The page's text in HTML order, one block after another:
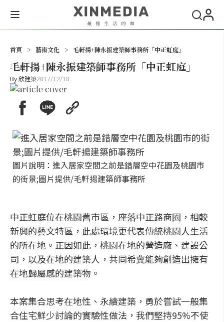
首頁 > 藝術文化 > 毛軒揚+陳永振建築師事務所「中正虹庭」
毛軒揚+陳永振建築師事務所「中正虹庭」
By欣建築2017/12/18
圖片說明：進入居家空間之前是錯層空中花園及桃園市
的街景;圖片提供/毛軒揚建築師事務所
中正虹庭位在桃園舊市區，座落中正路商圈，相較
新興的藝文特區，此處環境更代表傳統桃園人生活
的所在地。正因如此，桃園在地的營造廠、建設公
司，以及在地的建築人，共同希冀能夠創造出擁有
在地歸屬感的建築物。
本案集合思考在地性、永續建築，勇於嘗試一般集
合住宅鮮少討論的實驗性做法，我們堅持95%不使